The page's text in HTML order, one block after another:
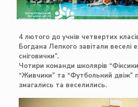
4 лютого до учнів четвертих
Богдана Лепкого завітали веселі
сніговички”.
Чотири команди школярів
“Живчики” та “Футбольний двіж”
змагались та веселились.